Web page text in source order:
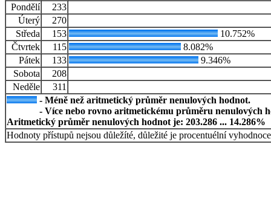
Pondělí
233
Úterý
270
Středa
153
10.752%
Čtvrtek
115
8.082%
Pátek
133
9.346%
Sobota
208
Neděle
311
- Méně než aritmetický průměr nenulových hodnot.
- Více nebo rovno aritmetickému průměru nenulových
Aritmetický průměr nenulových hodnot je: 203.286 ... 14.286%
Hodnoty přístupů nejsou důležíté, důležité je procentuélní